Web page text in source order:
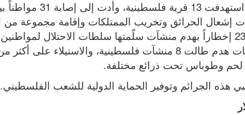
وطوباس تحت ذرائع مختلفة.
الجرائم وتوفير الحماية الدولية للشعب الفلسطيني.